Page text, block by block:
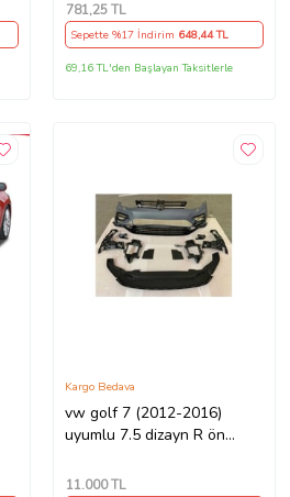
781,25 TL
Sepette %17 İndirim 648,44 TL
69,16 TL'den Başlayan Taksitlerle
vw golf 7 (2012-2016)
uyumlu 7.5 dizayn R ön
Kargo Bedava
11.000TL